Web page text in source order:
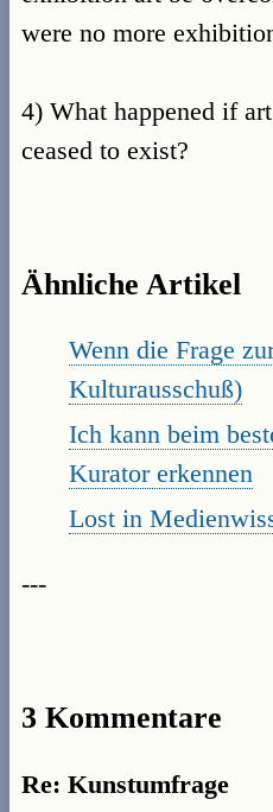
were no more
4) What happened if
ceased to exist?
Ähnliche Artikel
Wenn die Frage
Kulturausschuß)
Ich kann beim
Kurator erkennen
Lost in
---
3 Kommentare
Re: Kunstumfrage